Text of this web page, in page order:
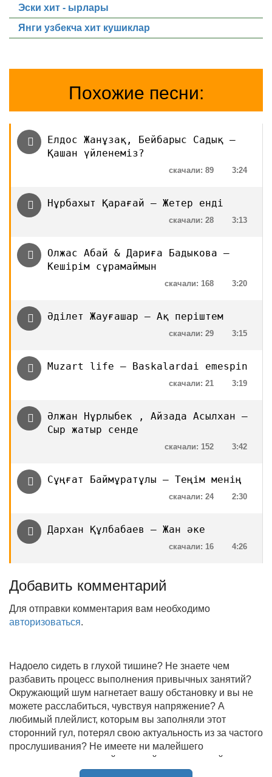
Эски хит - ырлары
Янги узбекча хит кушиклар
Похожие песни:
Елдос Жанұзақ, Бейбарыс Садық —
Қашан үйленеміз?
3:24
скачали: 89
Нұрбахыт Қарағай — Жетер енді
3:13
скачали: 28
Олжас Абай & Дариға Бадыкова —
Кешірім сұрамаймын
3:20
скачали: 168
Әділет Жауғашар — Ақ періштем
3:15
скачали: 29
Muzart life — Baskalardai emespin
3:19
скачали: 21
Әлжан Нұрлыбек , Айзада Асылхан —
Сыр жатыр сенде
3:42
скачали: 152
Сұңғат Баймұратұлы — Теңім менің
2:30
скачали: 24
Дархан Құлбабаев — Жан әке
4:26
скачали: 16
Добавить комментарий
Для отправки комментария вам необходимо
авторизоваться.
Надоело сидеть в глухой тишине? Не знаете чем
разбавить процесс выполнения привычных занятий?
Окружающий шум нагнетает вашу обстановку и вы не
можете расслабиться, чувствуя напряжение? А
любимый плейлист, которым вы заполняли этот
сторонний гул, потерял свою актуальность из за частого
прослушивания? Не имеете ни малейшего
представления, где найти новый качественный контент
на замену старому? В таком случае вы обратились по